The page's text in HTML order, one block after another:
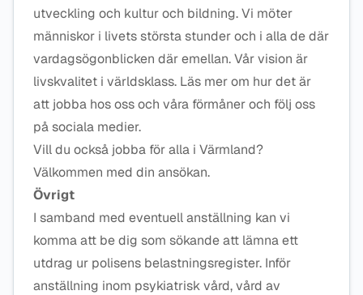
utveckling och kultur och bildning. Vi möter
människor i livets största stunder och i alla de där
vardagsögonblicken där emellan. Vår vision är
livskvalitet i världsklass. Läs mer om hur det är
att jobba hos oss och våra förmåner och följ oss
på sociala medier.
Vill du också jobba för alla i Värmland?
Välkommen med din ansökan.
Övrigt
I samband med eventuell anställning kan vi
komma att be dig som sökande att lämna ett
utdrag ur polisens belastningsregister. Inför
anställning inom psykiatrisk vård, vård av